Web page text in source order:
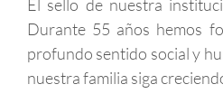
El sello de nuestra
Durante 55 años hemos
profundo sentido social y
nuestra familia siga